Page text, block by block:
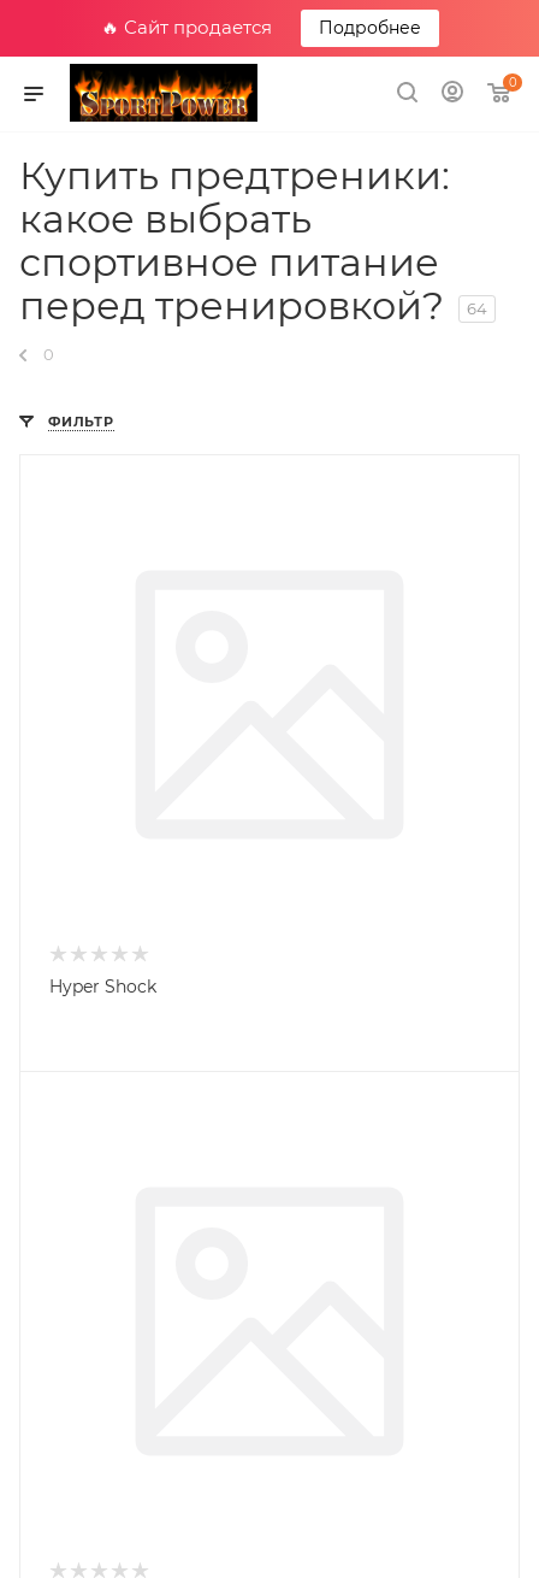
🔥 Сайт продается Подробнее
0
Купить предтреники:
какое выбрать
спортивное питание
перед тренировкой?
64
0
ФИЛЬТР
Hyper Shock